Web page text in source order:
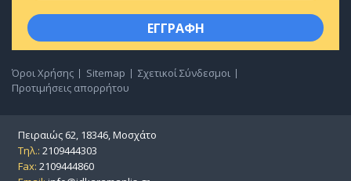
Όροι Χρήσης Sitemap
Σχετικοί Σύνδεσμοι
Προτιμήσεις απορρήτου
Πειραιώς 62, 18346, Μοσχάτο
Τηλ.: 2109444303
Fax: 2109444860